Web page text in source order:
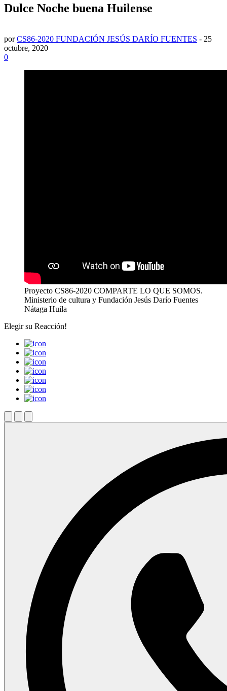
Dulce Noche buena Huilense
porCS86-2020 FUNDACIÓN JESÚS DARÍO FUENTES - 25
octubre, 2020
0
Proyecto CS86-2020 COMPARTE LO QUE SOMOS.
Ministerio de cultura y Fundación Jesús Darío Fuentes
Nátaga Huila
Elegir su Reacción!